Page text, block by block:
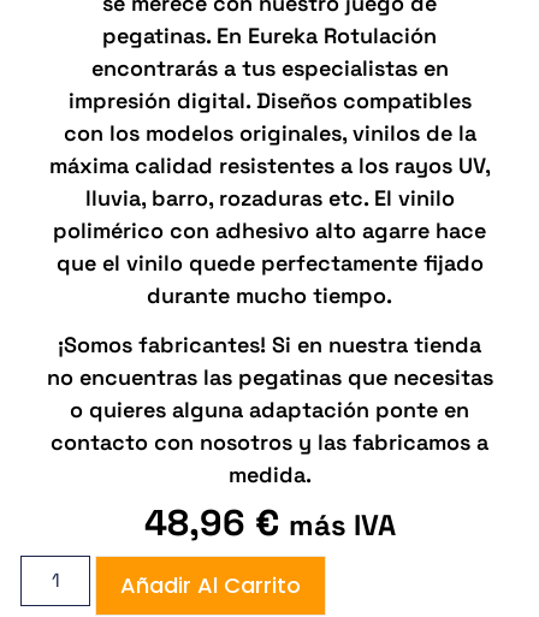
pegatinas. En Eureka Rotulación
encontrarás a tus especialistas en
impresión digital. Diseños compatibles
con los modelos originales, vinilos de la
máxima calidad resistentes a los rayos UV,
lluvia, barro, rozaduras etc. El vinilo
polimérico con adhesivo alto agarre hace
que el vinilo quede perfectamente fijado
durante mucho tiempo.
¡Somos fabricantes! Si en nuestra tienda
no encuentras las pegatinas que necesitas
o quieres alguna adaptación ponte en
contacto con nosotros y las fabricamos a
medida.
48,96 € más IVA
Añadir Al Carrito